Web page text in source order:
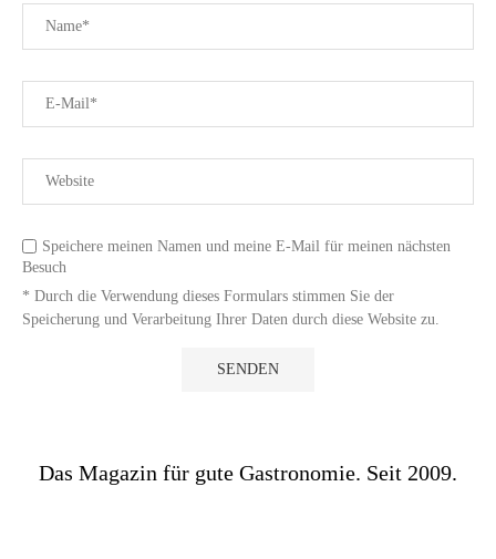
Speichere meinen Namen und meine E-Mail für meinen nächsten
Besuch
* Durch die Verwendung dieses Formulars stimmen Sie der
Speicherung und Verarbeitung Ihrer Daten durch diese Website zu.
Das Magazin für gute Gastronomie. Seit 2009.